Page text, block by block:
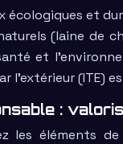
écologiques et
(laine de
et
l’extérieur (ITE)
:
les éléments